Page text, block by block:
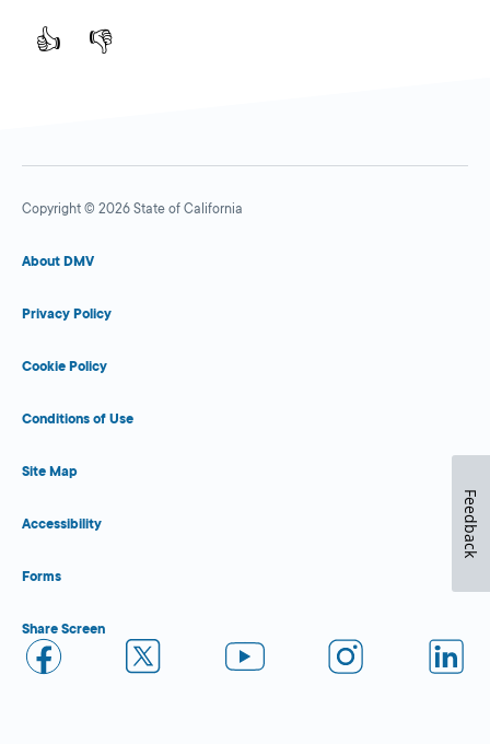
👍 👎
Copyright © 2026 State of California
About DMV
Privacy Policy
Cookie Policy
Conditions of Use
Site Map
Accessibility
Forms
Share Screen
Feedback